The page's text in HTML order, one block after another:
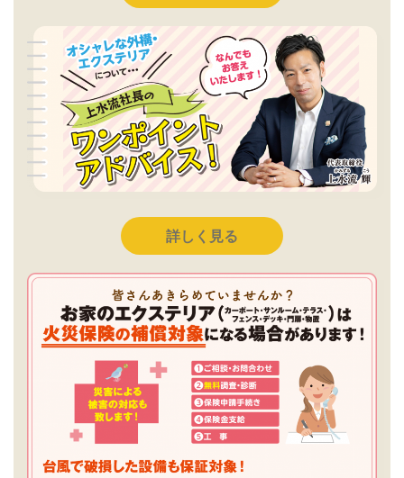
詳しく見る